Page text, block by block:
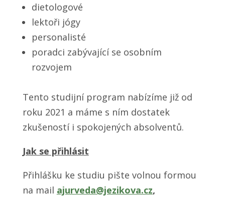
dietologové
lektoři jógy
personalisté
poradci zabývající se osobním
rozvojem
Tento studijní program nabízíme již od
roku 2021 a máme s ním dostatek
zkušeností i spokojených absolventů.
Jak se přihlásit
Přihlášku ke studiu pište volnou formou
na mail ajurveda@jezikova.cz,